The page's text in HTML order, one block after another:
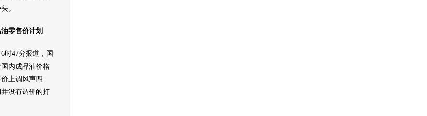
。
零售价计划
47分报道，国
内成品油价格
上调风声四
没有调价的打